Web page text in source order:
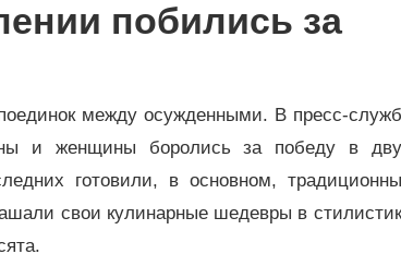
побились за
между осужденными. В пресс-
и женщины боролись за победу в
готовили, в основном,
свои кулинарные шедевры в